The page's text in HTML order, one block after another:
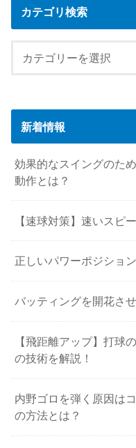
カテゴリ検索
新着情報
効果的なスイングのた
動作とは？
【速球対策】速いスピ
正しいパワーポジショ
バッティングを開花さ
【飛距離アップ】打球
の技術を解説！
内野ゴロを弾く原因は
の方法とは？